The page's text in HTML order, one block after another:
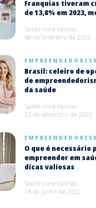
Franquias tiveram
de 13,8% em 2023,
Saúde Livre Vacinas,
09 de fevereiro de 2024
Brasil: celeiro de
de
da saúde
Saúde Livre Vacinas,
22 de setembro de 2022
O que é necessário
empreender em
dicas valiosas
Saúde Livre Vacinas,
16 de junho de 2022